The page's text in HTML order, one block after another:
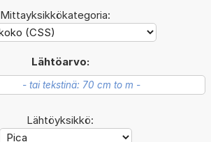
Mittayksikkökategoria:
Lähtöarvo:
Lähtöyksikkö: